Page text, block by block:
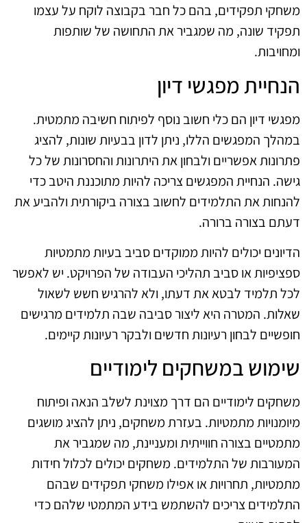
משחקי תפקידים, בהם כל חבר בקבוצה לוקח על עצמו
תפקיד שונה, מה שמגביר את התחושה של שותפות
ומחויבות.
הנחיית מפגשי דיון
מפגשי דיון הם כלי חשוב נוסף לפיתוח חשיבה מתמטית.
במהלך המפגשים הללו, ניתן לדון בבעיות שונות, להציג
פתרונות אפשריים ולבחון את היתרונות והחסרונות של כל
גישה. הנחיית המפגשים צריכה להיות מתוכננת היטב כדי
להנחות את התלמידים לחשוב בצורה ביקורתית ולהביע את
דעתם בצורה ברורה.
הדיונים יכולים להיות ממוקדים סביב בעיות מתמטיות
ספציפיות או סביב תהליכי העבודה של הפרויקט. יש לאפשר
לכל תלמיד לבטא את דעתו, ולא להרגיש חשש לשאול
שאלות. המטרה היא ליצור סביבה שבה תלמידים מרגישים
חופשיים לבחון רעיונות חדשים ולבקר רעיונות קיימים.
שימוש במשחקים לימודיים
משחקים לימודיים הם דרך מצוינת לשלב הנאה ופיתוח
מיומנויות מתמטיות. בעזרת משחקים, ניתן להציג מושגים
מתמטיים בצורה חווייתית ומעניינת, מה שמגביר את
המעורבות של התלמידים. משחקים יכולים לכלול חידות
מתמטיות, תחרויות או אפילו משחקי תפקידים שבהם
התלמידים צריכים להשתמש בידע המתמטי שלהם כדי